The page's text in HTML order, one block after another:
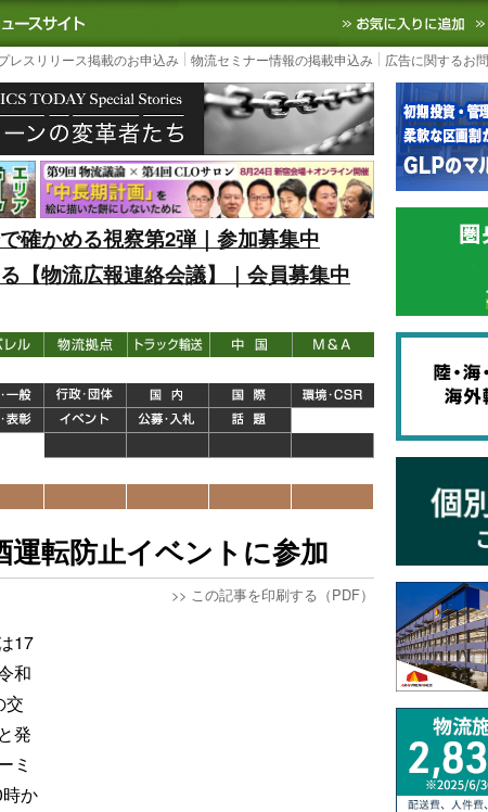
｜国内最大の物流ニュースサイト3PL, SCMなど国内外の最新の物流ニ
レスリリース掲載のお申込み 物流セミナー情報の掲載申込み 広告に関するお
確かめる視察第2弾｜参加募集中
【物流広報連絡会議】｜会員募集中
転防止イベントに参加
>> この記事を印刷する（PDF）
17
和
交
発
ミ
か